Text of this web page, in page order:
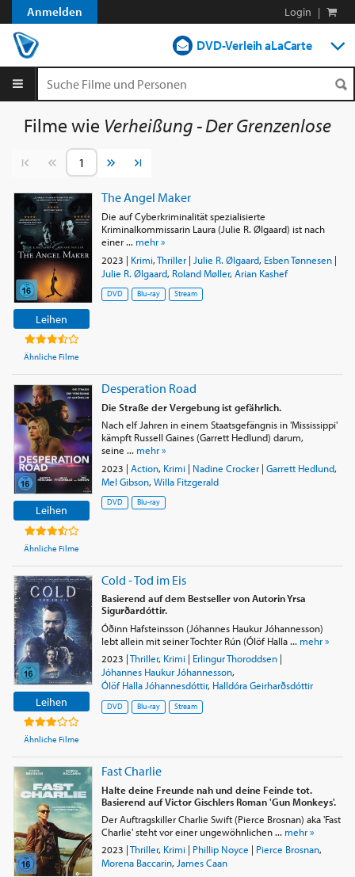
Anmelden Login |
DVD-Verleih aLaCarte
Streamen
Filme wie Verheißung - Der Grenzenlose
Vorherige SeiteNächste Seite
Leihen
Ähnliche Filme
The Angel Maker
Die auf Cyberkriminalität spezialisierte
Kriminalkommissarin Laura (Julie R. Ølgaard) ist nach
einer ... mehr »
2023 | Krimi,Thriller| Julie R. Ølgaard, Esben Tønnesen|
Julie R. Ølgaard, Roland Møller, Arian Kashef
DVD Blu-ray Stream
Leihen
Ähnliche Filme
Desperation Road
Die Straße der Vergebung ist gefährlich.
Nach elf Jahren in einem Staatsgefängnis in 'Mississippi'
kämpft Russell Gaines (Garrett Hedlund) darum,
seine ... mehr »
2023 | Action, Krimi| Nadine Crocker| Garrett Hedlund,
Mel Gibson, Willa Fitzgerald
DVD Blu-ray
Leihen
Ähnliche Filme
Cold - Tod im Eis
Basierend auf dem Bestseller von Autorin Yrsa
Sigurðardóttir.
Óðinn Hafsteinsson (Jóhannes Haukur Jóhannesson)
lebt allein mit seiner Tochter Rún (Ólöf Halla ... mehr »
2023 |Thriller, Krimi| Erlingur Thoroddsen|
Jóhannes Haukur Jóhannesson,
Ólöf Halla Jóhannesdóttir, Halldóra Geirharðsdóttir
DVD Blu-ray Stream
Fast Charlie
Halte deine Freunde nah und deine Feinde tot.
Basierend auf Victor Gischlers Roman 'Gun Monkeys'.
Der Auftragskiller Charlie Swift (Pierce Brosnan) aka 'Fast
Charlie' steht vor einer ungewöhnlichen ... mehr »
2023 |Thriller, Krimi| Phillip Noyce | Pierce Brosnan,
Morena Baccarin, James Caan